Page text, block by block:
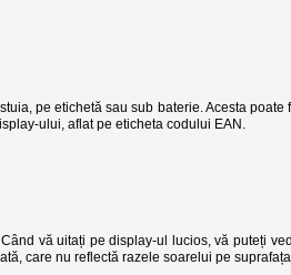
pe etichetă sau sub baterie. Acesta poate
ului, aflat pe eticheta codului EAN.
vă uitați pe display-ul lucios, vă puteți
care nu reflectă razele soarelui pe